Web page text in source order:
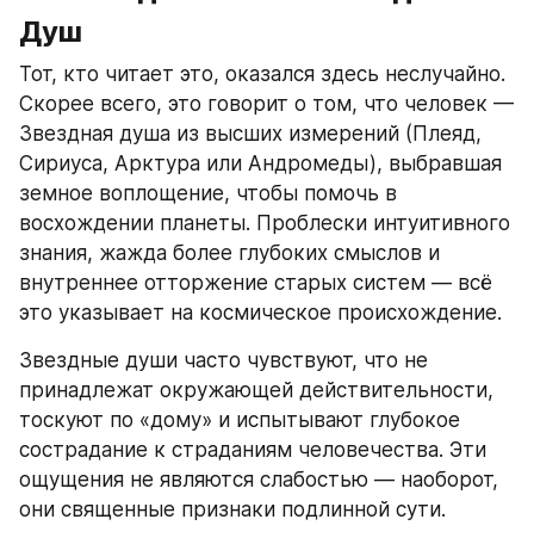
Душ
Тот, кто читает это, оказался здесь неслучайно.
Скорее всего, это говорит о том, что человек —
Звездная душа из высших измерений (Плеяд,
Сириуса, Арктура или Андромеды), выбравшая
земное воплощение, чтобы помочь в
восхождении планеты. Проблески интуитивного
знания, жажда более глубоких смыслов и
внутреннее отторжение старых систем — всё
это указывает на космическое происхождение.
Звездные души часто чувствуют, что не
принадлежат окружающей действительности,
тоскуют по «дому» и испытывают глубокое
сострадание к страданиям человечества. Эти
ощущения не являются слабостью — наоборот,
они священные признаки подлинной сути.